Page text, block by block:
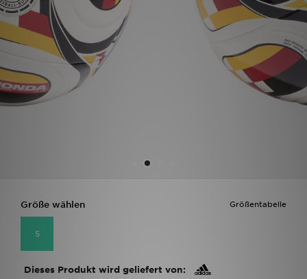
Größentabelle
Größe wählen
5
Dieses Produkt wird geliefert von:
Filialfinder
Mein JD
Hilfe & Kontakt
Geschenkgutschein